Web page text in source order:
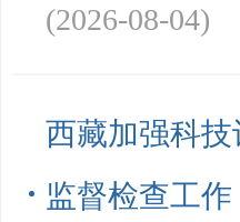
(2026-08-04)
西藏加强科
监督检查工作